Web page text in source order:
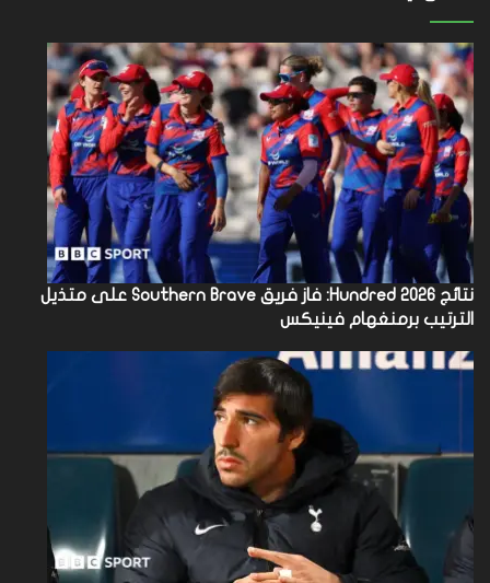
نتائج Hundred 2026: فاز فريق Southern Brave على متذيل
الترتيب برمنغهام فينيكس